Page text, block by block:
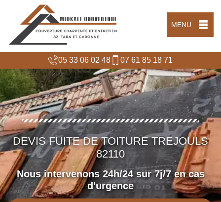
MENU
05 33 06 02 48 07 61 85 18 71
DEVIS FUITE DE TOITURE TREJOULS
82110
Nous intervenons 24h/24 sur 7j/7 en cas
d'urgence